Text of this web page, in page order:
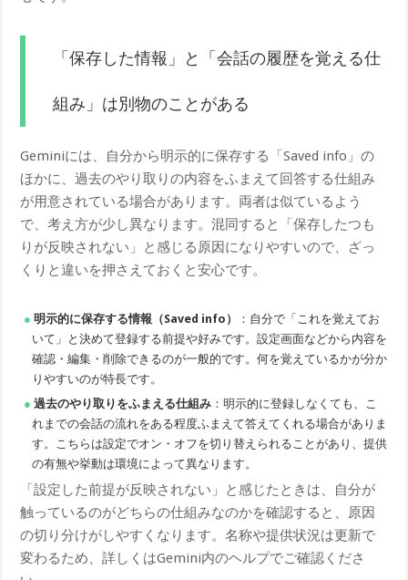
「保存した情報」と「会話の履歴を覚える仕
組み」は別物のことがある
Geminiには、自分から明示的に保存する「Saved info」の
ほかに、過去のやり取りの内容をふまえて回答する仕組み
が用意されている場合があります。両者は似ているよう
で、考え方が少し異なります。混同すると「保存したつも
りが反映されない」と感じる原因になりやすいので、ざっ
くりと違いを押さえておくと安心です。
明示的に保存する情報（Saved info）
：自分で「これを覚えてお
いて」と決めて登録する前提や好みです。設定画面などから内容を
確認・編集・削除できるのが一般的です。何を覚えているかが分か
りやすいのが特長です。
過去のやり取りをふまえる仕組み ：明示的に登録しなくても、こ
れまでの会話の流れをある程度ふまえて答えてくれる場合がありま
す。こちらは設定でオン・オフを切り替えられることがあり、提供
の有無や挙動は環境によって異なります。
「設定した前提が反映されない」と感じたときは、自分が
触っているのがどちらの仕組みなのかを確認すると、原因
の切り分けがしやすくなります。名称や提供状況は更新で
変わるため、詳しくはGemini内のヘルプでご確認くださ